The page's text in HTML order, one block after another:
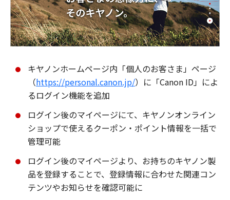
キヤノンホームページ内「個人のお客さま」ページ
（https://personal.canon.jp/）に「Canon ID」によ
るログイン機能を追加
ログイン後のマイページにて、キヤノンオンライン
ショップで使えるクーポン・ポイント情報を一括で
管理可能
ログイン後のマイページより、お持ちのキヤノン製
品を登録することで、登録情報に合わせた関連コン
テンツやお知らせを確認可能に